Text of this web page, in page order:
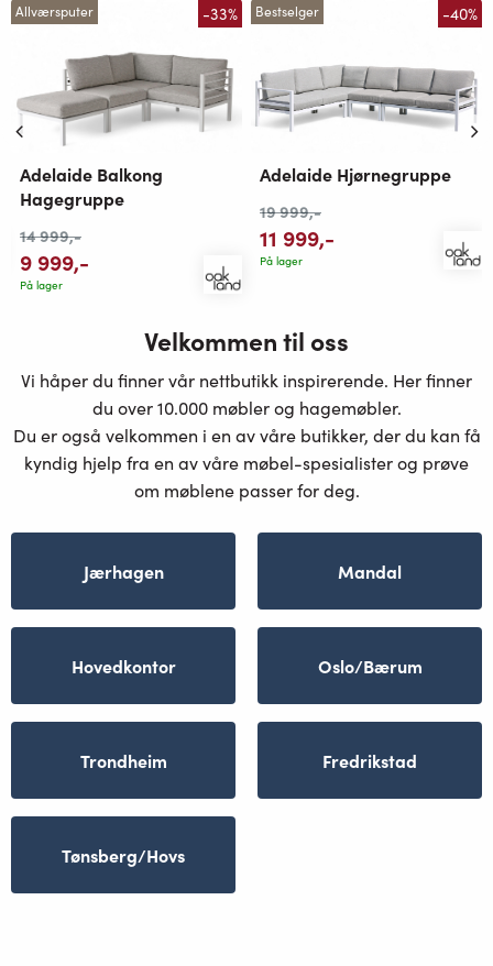
Allværsputer -33%
Adelaide Balkong
Hagegruppe
14 999,-
9 999,-
På lager
Bestselger -40%
Adelaide Hjørnegruppe
19 999,-
11 999,-
På lager
Velkommen til oss
Vi håper du finner vår nettbutikk inspirerende. Her finner
du over 10.000 møbler og hagemøbler.
Du er også velkommen i en av våre butikker, der du kan få
kyndig hjelp fra en av våre møbel-spesialister og prøve
om møblene passer for deg.
Jærhagen Mandal
Hovedkontor Oslo/Bærum
Trondheim Fredrikstad
Tønsberg/Hovs